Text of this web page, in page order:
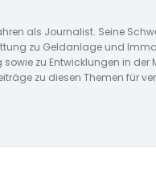
als Journalist. Seine
zu Geldanlage und
zu Entwicklungen in der
zu diesen Themen für